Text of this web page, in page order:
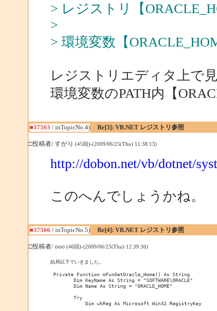
> レジストリ【
>
> 環境変数【
レジストリエディタ上で
環境変数のPATH内【
■37563 / inTopicNo.4) Re[3]: VB.NET レジストリ参照
□投稿者/ すがり (45回)-(2009/06/25(Thu) 11:38:13)
http://dobon.net/vb/dotnet/
このへんでしょうかね。
■37566 / inTopicNo.5) Re[4]: VB.NET レジストリ参照
□投稿者/ ooo (46回)-(2009/06/25(Thu) 12:39:30)
結局以下でいきました。
Private Function mFunGetOracle_Home() As String
        Dim KeyName As String = "SOFTWARE\ORACLE"
        Dim Name As String = "ORACLE_HOME"
        Try
            Dim wkReg As Microsoft.Win32.RegistryKey